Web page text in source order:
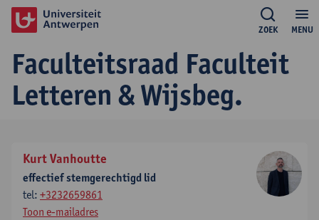
MENU
ZOEK
Faculteitsraad Faculteit
Letteren & Wijsbeg.
Kurt Vanhoutte
effectief stemgerechtigd lid
tel: +3232659861
Toon e-mailadres